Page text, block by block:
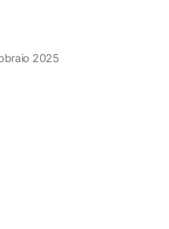
2025